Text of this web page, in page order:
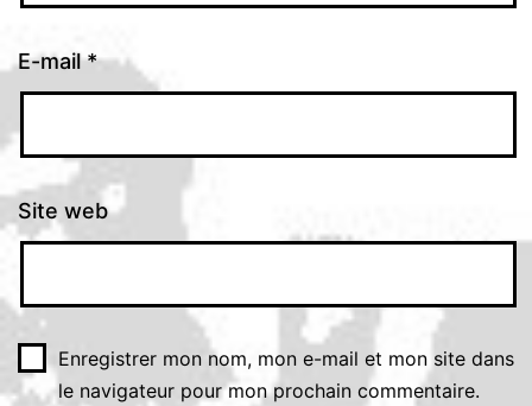
E-mail*
Site web
Enregistrer mon nom, mon e-mail et mon site dans
le navigateur pour mon prochain commentaire.